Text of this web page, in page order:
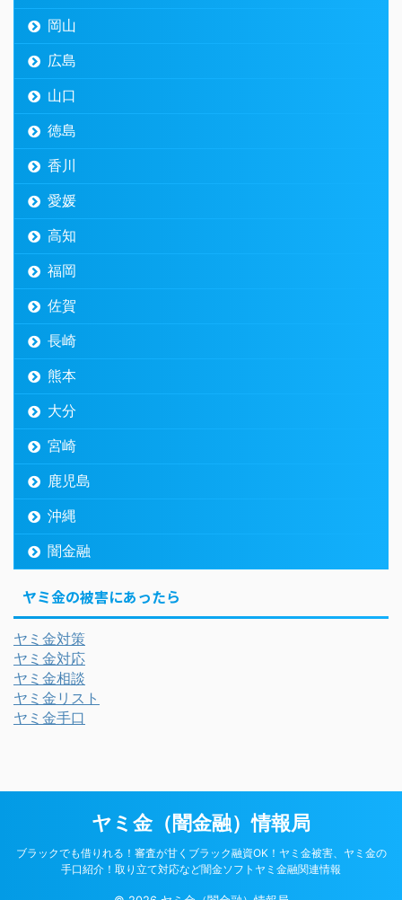
岡山
広島
山口
徳島
香川
愛媛
高知
福岡
佐賀
長崎
熊本
大分
宮崎
鹿児島
沖縄
闇金融
ヤミ金の被害にあったら
ヤミ金対策
ヤミ金対応
ヤミ金相談
ヤミ金リスト
ヤミ金手口
ヤミ金（闇金融）情報局
ブラックでも借りれる！審査が甘くブラック融資OK！ヤミ金被害、ヤミ金の
手口紹介！取り立て対応など闇金ソフトヤミ金融関連情報